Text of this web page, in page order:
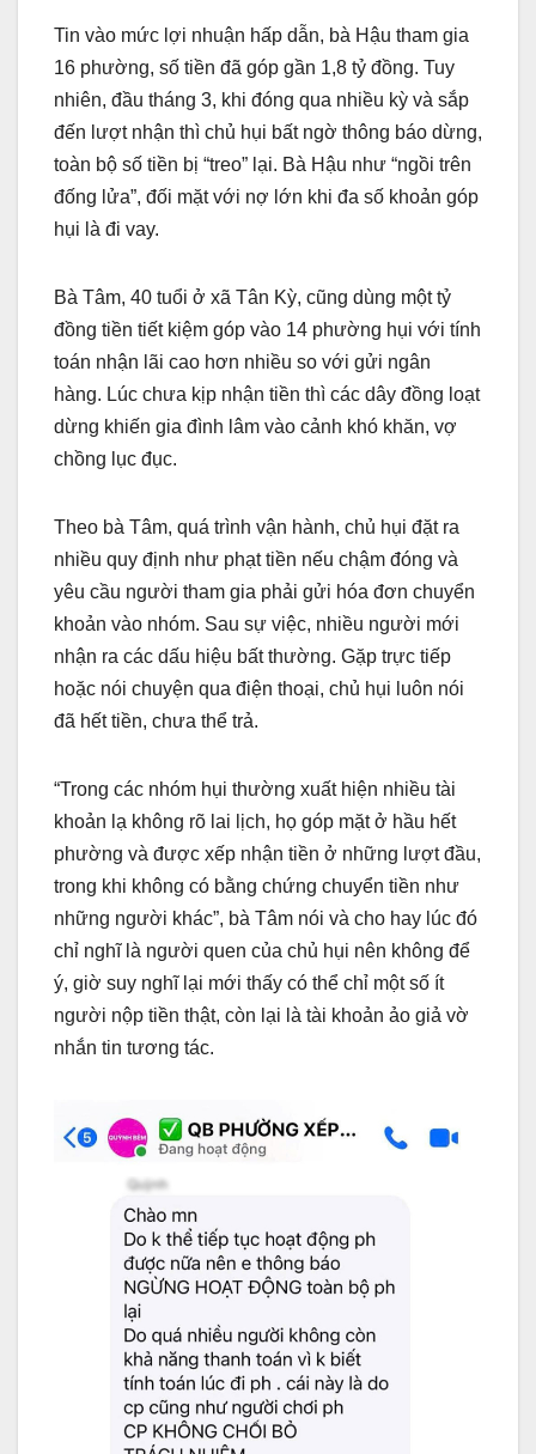
Tin vào mức lợi nhuận hấp dẫn, bà Hậu tham gia
16 phường, số tiền đã góp gần 1,8 tỷ đồng. Tuy
nhiên, đầu tháng 3, khi đóng qua nhiều kỳ và sắp
đến lượt nhận thì chủ hụi bất ngờ thông báo dừng,
toàn bộ số tiền bị “treo” lại. Bà Hậu như “ngồi trên
đống lửa”, đối mặt với nợ lớn khi đa số khoản góp
hụi là đi vay.
Bà Tâm, 40 tuổi ở xã Tân Kỳ, cũng dùng một tỷ
đồng tiền tiết kiệm góp vào 14 phường hụi với tính
toán nhận lãi cao hơn nhiều so với gửi ngân
hàng. Lúc chưa kịp nhận tiền thì các dây đồng loạt
dừng khiến gia đình lâm vào cảnh khó khăn, vợ
chồng lục đục.
Theo bà Tâm, quá trình vận hành, chủ hụi đặt ra
nhiều quy định như phạt tiền nếu chậm đóng và
yêu cầu người tham gia phải gửi hóa đơn chuyển
khoản vào nhóm. Sau sự việc, nhiều người mới
nhận ra các dấu hiệu bất thường. Gặp trực tiếp
hoặc nói chuyện qua điện thoại, chủ hụi luôn nói
đã hết tiền, chưa thể trả.
“Trong các nhóm hụi thường xuất hiện nhiều tài
khoản lạ không rõ lai lịch, họ góp mặt ở hầu hết
phường và được xếp nhận tiền ở những lượt đầu,
trong khi không có bằng chứng chuyển tiền như
những người khác”, bà Tâm nói và cho hay lúc đó
chỉ nghĩ là người quen của chủ hụi nên không để
ý, giờ suy nghĩ lại mới thấy có thể chỉ một số ít
người nộp tiền thật, còn lại là tài khoản ảo giả vờ
nhắn tin tương tác.